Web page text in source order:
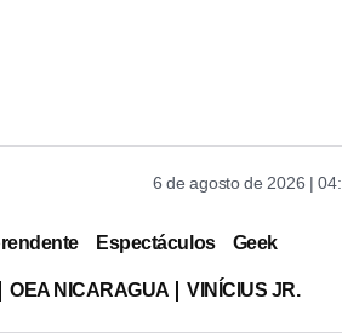
6 de agosto de 2026 |
Espectáculos Geek
OEA NICARAGUA VINÍCIUS JR.